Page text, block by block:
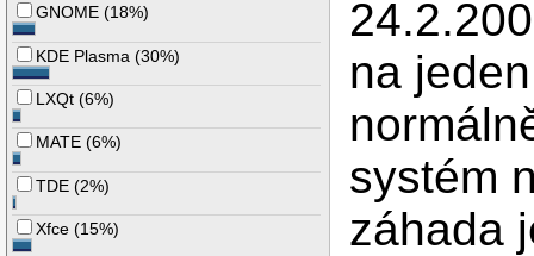
GNOME (18%)
KDE Plasma (30%)
LXQt (6%)
MATE (6%)
TDE (2%)
Xfce (15%)
na
systém
záhada